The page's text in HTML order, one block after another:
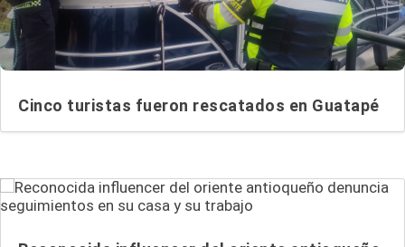
Cinco turistas fueron rescatados en Guatapé